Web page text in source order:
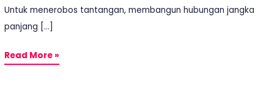
Untuk menerobos tantangan, membangun hubungan jangka
panjang […]
Read More »